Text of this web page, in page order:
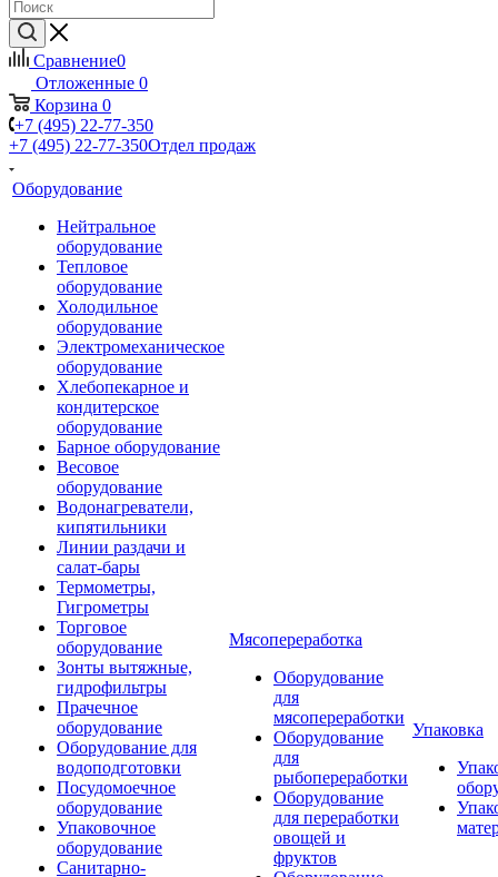
Сравнение0
Отложенные 0
Корзина 0
+7 (495) 22-77-350
+7 (495) 22-77-350Отдел продаж
Оборудование
Нейтральное
оборудование
Тепловое
оборудование
Холодильное
оборудование
Электромеханическое
оборудование
Хлебопекарное и
кондитерское
оборудование
Барное оборудование
Весовое
оборудование
Водонагреватели,
кипятильники
Линии раздачи и
салат-бары
Термометры,
Гигрометры
Торговое
оборудование
Зонты вытяжные,
гидрофильтры
Прачечное
оборудование
Оборудование для
водоподготовки
Посудомоечное
оборудование
Упаковочное
оборудование
Санитарно-
Мясопереработка
Оборудование
для
мясопереработки
Оборудование
для
рыбопереработки
Оборудование
для переработки
овощей и
фруктов
Упаковка